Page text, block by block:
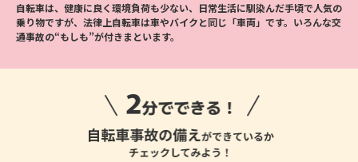
自転車は、健康に良く環境負荷も少ない、日常生活に馴染んだ手頃で人気の
乗り物ですが、法律上自転車は車やバイクと同じ「車両」です。いろんな交
通事故の“もしも”が付きまといます。